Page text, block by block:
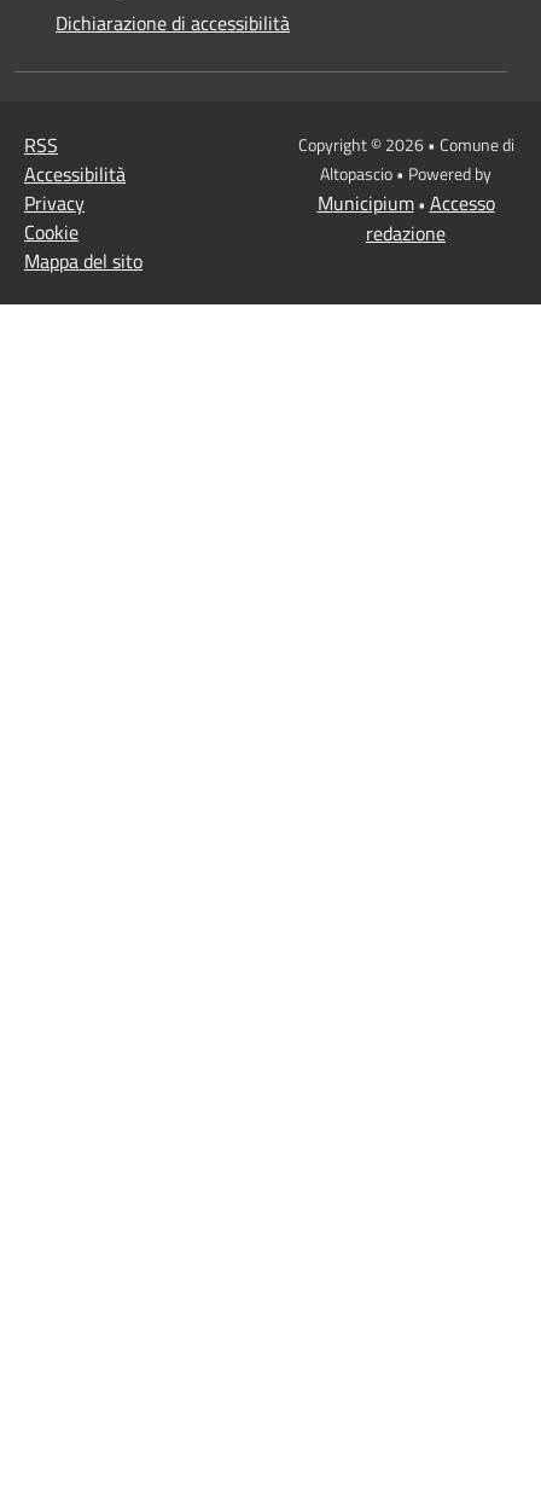
Dichiarazione di accessibilità
RSS
Accessibilità
Privacy
Cookie
Mappa del sito
Copyright © 2026 • Comune di
Altopascio • Powered by
Municipium• Accesso
redazione